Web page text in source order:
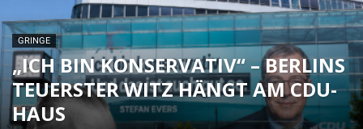
GRINGE
„ICH BIN KONSERVATIV“ – BERLINS
TEUERSTER WITZ HÄNGT AM CDU-
HAUS